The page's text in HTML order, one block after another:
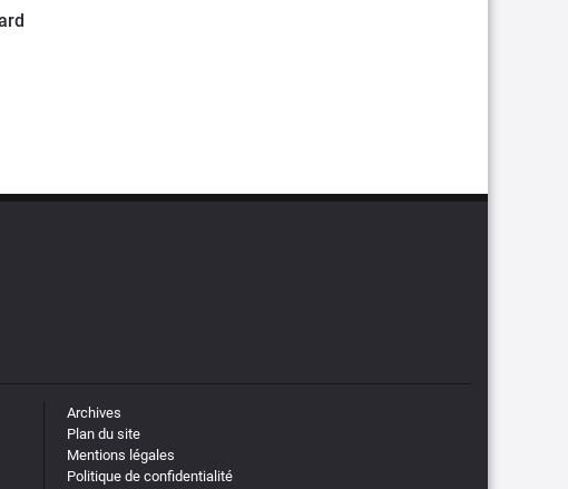
Archives
Plan du site
Mentions légales
Politique de confidentialité